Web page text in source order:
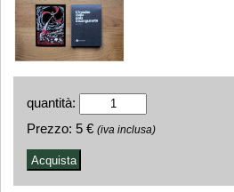
quantità:
Prezzo: 5 € (iva inclusa)